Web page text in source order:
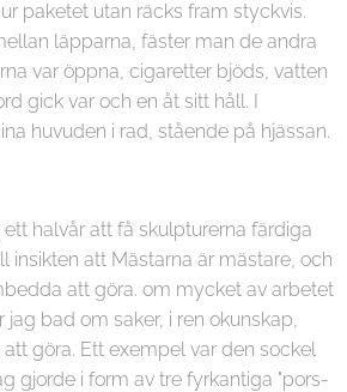
paketet utan räcks fram styckvis.
läpparna, fäster man de andra
var öppna, cigaretter bjöds, vatten
gick var och en åt sitt håll. I
huvuden i rad, stående på hjässan.
ett halvår att få skulpturerna färdiga
insikten att Mästarna är mästare, och
att göra. om mycket av arbetet
bad om saker, i ren okunskap,
göra. Ett exempel var den sockel
gjorde i form av tre fyrkantiga "pors-